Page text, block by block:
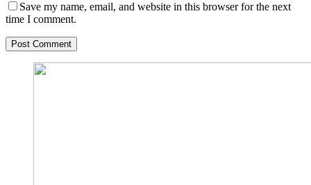
Save my name, email, and website in this browser for the next
time I comment.
Post Comment